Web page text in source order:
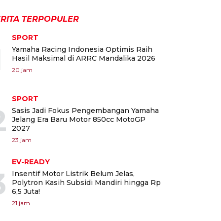
TERPOPULER
SPORT
Yamaha Racing Indonesia Optimis Raih
Hasil Maksimal di ARRC Mandalika 2026
20 jam
SPORT
Sasis Jadi Fokus Pengembangan Yamaha
Jelang Era Baru Motor 850cc MotoGP
2027
23 jam
EV-READY
Insentif Motor Listrik Belum Jelas,
Polytron Kasih Subsidi Mandiri hingga Rp
6,5 Juta!
21 jam